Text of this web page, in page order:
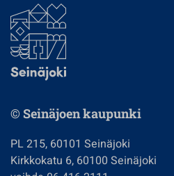
© Seinäjoen kaupunki
PL 215, 60101 Seinäjoki
Kirkkokatu 6, 60100 Seinäjoki